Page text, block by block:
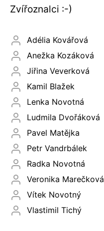
Zvířoznalci :-)
Adélia Kovářová
Anežka Kozáková
Jiřina Veverková
Kamil Blažek
Lenka Novotná
Ludmila Dvořáková
Pavel Matějka
Petr Vandrbálek
Radka Novotná
Veronika Marečková
Vítek Novotný
Vlastimil Tichý